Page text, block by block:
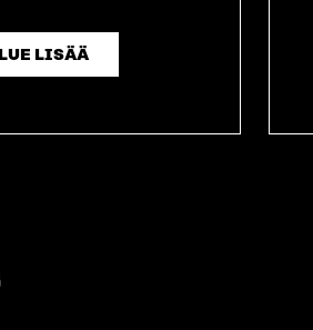
LUE LISÄÄ